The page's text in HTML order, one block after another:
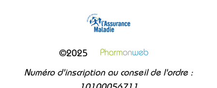
©2025
Numéro d'inscription au conseil de l'ordre :